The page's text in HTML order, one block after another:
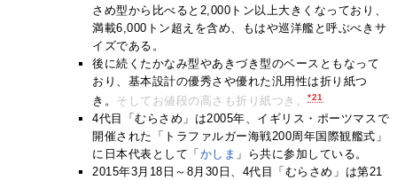
さめ型から比べると2,000トン以上大きくなっており、
満載6,000トン超えを含め、もはや巡洋艦と呼ぶべきサ
イズである。
後に続くたかなみ型やあきづき型のベースともなって
おり、基本設計の優秀さや優れた汎用性は折り紙つ
き。 そしてお値段の高さも折り紙つき。*21
4代目「むらさめ」は2005年、イギリス・ポーツマスで
開催された「トラファルガー海戦200周年国際観艦式」
に日本代表として「 かしま 」ら共に参加している。
2015年3月18日～8月30日、4代目「むらさめ」は第21